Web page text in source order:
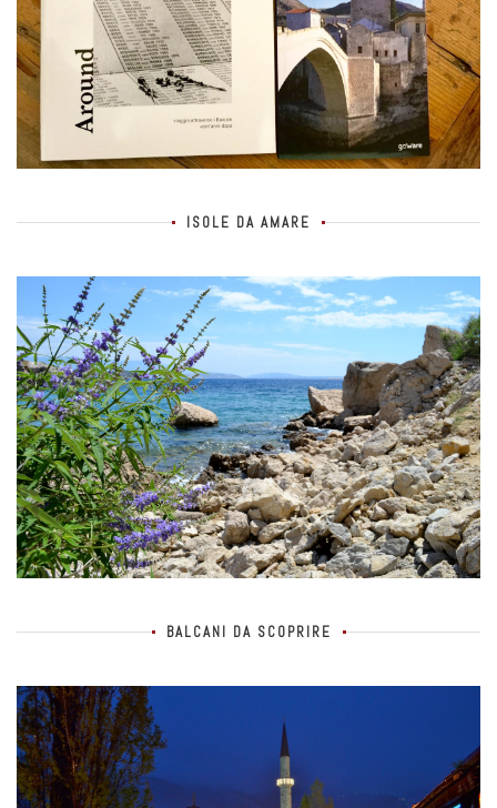
ISOLE DA AMARE
BALCANI DA SCOPRIRE